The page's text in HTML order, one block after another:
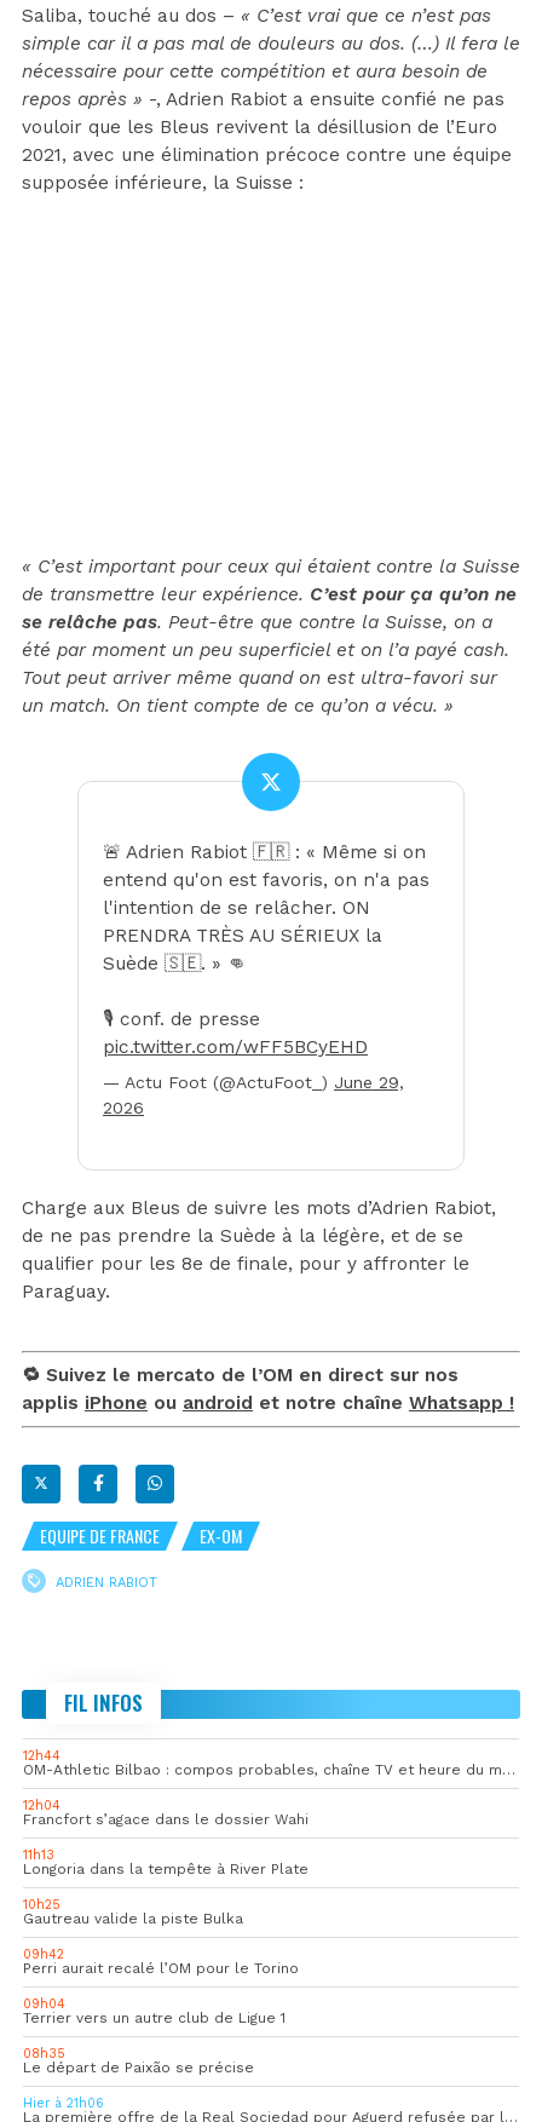
Saliba, touché au dos – « C’est vrai que ce n’est pas
simple car il a pas mal de douleurs au dos. (…) Il fera le
nécessaire pour cette compétition et aura besoin de
repos après » -, Adrien Rabiot a ensuite confié ne pas
vouloir que les Bleus revivent la désillusion de l’Euro
2021, avec une élimination précoce contre une équipe
supposée inférieure, la Suisse :
« C’est important pour ceux qui étaient contre la Suisse
de transmettre leur expérience. C’est pour ça qu’on ne
se relâche pas. Peut-être que contre la Suisse, on a
été par moment un peu superficiel et on l’a payé cash.
Tout peut arriver même quand on est ultra-favori sur
un match. On tient compte de ce qu’on a vécu. »
🚨 Adrien Rabiot 🇫🇷 : « Même si on
entend qu'on est favoris, on n'a pas
l'intention de se relâcher. ON
PRENDRA TRÈS AU SÉRIEUX la
Suède 🇸🇪. » 👊
🎙️ conf. de presse
pic.twitter.com/wFF5BCyEHD
— Actu Foot (@ActuFoot_) June 29,
2026
Charge aux Bleus de suivre les mots d’Adrien Rabiot,
de ne pas prendre la Suède à la légère, et de se
qualifier pour les 8e de finale, pour y affronter le
Paraguay.
🔁 Suivez le mercato de l’OM en direct sur nos
applis iPhone ou android et notre chaîne Whatsapp !
EQUIPE DE FRANCE EX-OM
ADRIEN RABIOT
FIL INFOS
12h44
OM-Athletic Bilbao : compos probables, chaîne TV et heure du match
12h04
Francfort s’agace dans le dossier Wahi
11h13
Longoria dans la tempête à River Plate
10h25
Gautreau valide la piste Bulka
09h42
Perri aurait recalé l’OM pour le Torino
09h04
Terrier vers un autre club de Ligue 1
08h35
Le départ de Paixão se précise
Hier à 21h06
La première offre de la Real Sociedad pour Aguerd refusée par l’OM